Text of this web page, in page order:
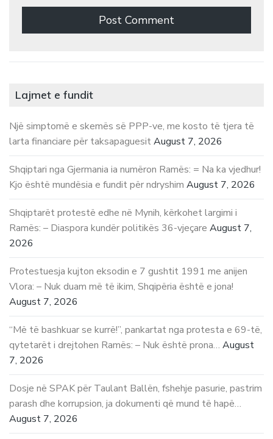
Lajmet e fundit
Një simptomë e skemës së PPP-ve, me kosto të tjera të
larta financiare për taksapaguesitAugust 7, 2026
Shqiptari nga Gjermania ia numëron Ramës: = Na ka vjedhur!
Kjo është mundësia e fundit për ndryshim August 7, 2026
Shqiptarët protestë edhe në Mynih, kërkohet largimi i
Ramës: – Diaspora kundër politikës 36-vjeçare August 7,
2026
Protestuesja kujton eksodin e 7 gushtit 1991 me anijen
Vlora: – Nuk duam më të ikim, Shqipëria është e jona!
August 7, 2026
“Më të bashkuar se kurrë!”, pankartat nga protesta e 69-të,
qytetarët i drejtohen Ramës: – Nuk është prona… August
7, 2026
Dosje në SPAK për Taulant Ballën, fshehje pasurie, pastrim
parash dhe korrupsion, ja dokumenti që mund të hapë…
August 7, 2026